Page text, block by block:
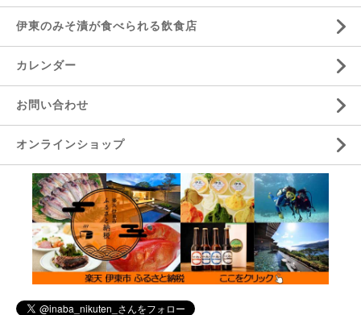
伊東のみそ漬が食べられる飲食店
カレンダー
お問い合わせ
オンラインショップ